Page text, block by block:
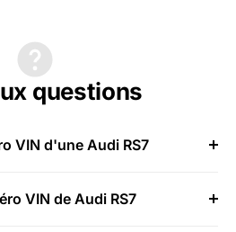
questions
VIN d'une Audi RS7
VIN de Audi RS7